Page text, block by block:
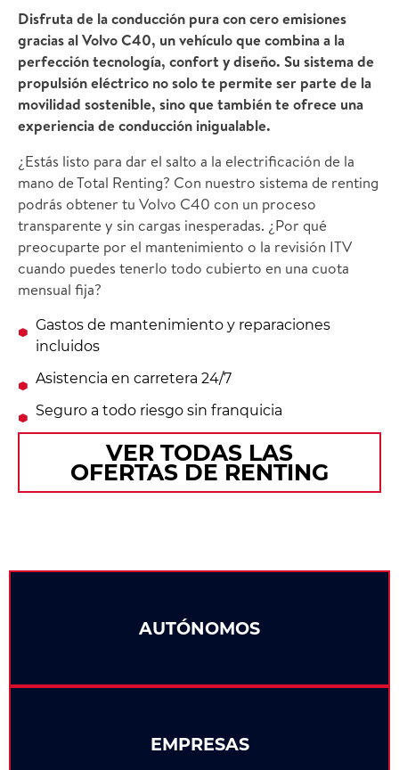
Disfruta de la conducción pura con cero emisiones
gracias al Volvo C40, un vehículo que combina a la
perfección tecnología, confort y diseño. Su sistema de
propulsión eléctrico no solo te permite ser parte de la
movilidad sostenible, sino que también te ofrece una
experiencia de conducción inigualable.
¿Estás listo para dar el salto a la electrificación de la
mano de Total Renting? Con nuestro sistema de renting
podrás obtener tu Volvo C40 con un proceso
transparente y sin cargas inesperadas. ¿Por qué
preocuparte por el mantenimiento o la revisión ITV
cuando puedes tenerlo todo cubierto en una cuota
mensual fija?
Gastos de mantenimiento y reparaciones
incluidos
Asistencia en carretera 24/7
Seguro a todo riesgo sin franquicia
VER TODAS LAS
OFERTAS DE RENTING
AUTÓNOMOS
EMPRESAS